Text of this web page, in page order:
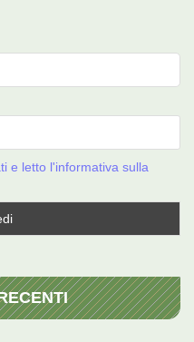
e letto l'informativa sulla